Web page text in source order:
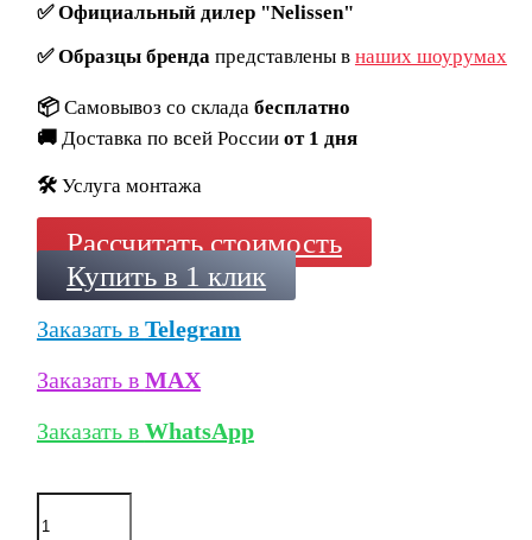
✅Официальный дилер "Nelissen"
✅Образцы брендапредставлены в наших шоурумах
📦 Самовывоз со склада бесплатно
🚚 Доставка по всей России от 1 дня
🛠️ Услуга монтажа
Рассчитать стоимость
Купить в 1 клик
Заказать в Telegram
Заказать в MAX
Заказать в WhatsApp
Количество
товара